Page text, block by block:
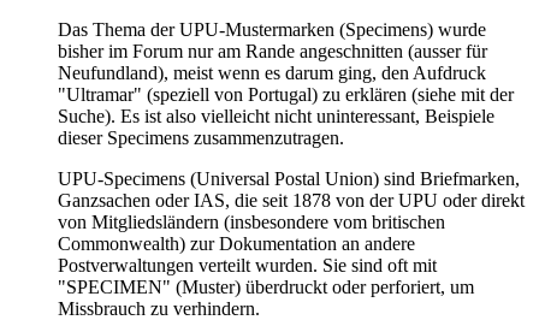
Das Thema der UPU-Mustermarken (Specimens) wurde
bisher im Forum nur am Rande angeschnitten (ausser für
Neufundland), meist wenn es darum ging, den Aufdruck
"Ultramar" (speziell von Portugal) zu erklären (siehe mit der
Suche). Es ist also vielleicht nicht uninteressant, Beispiele
dieser Specimens zusammenzutragen.
UPU-Specimens (Universal Postal Union) sind Briefmarken,
Ganzsachen oder IAS, die seit 1878 von der UPU oder direkt
von Mitgliedsländern (insbesondere vom britischen
Commonwealth) zur Dokumentation an andere
Postverwaltungen verteilt wurden. Sie sind oft mit
"SPECIMEN" (Muster) überdruckt oder perforiert, um
Missbrauch zu verhindern.